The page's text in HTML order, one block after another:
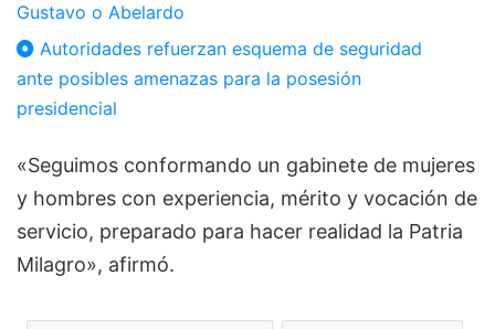
Gustavo o Abelardo
Autoridades refuerzan esquema de seguridad
ante posibles amenazas para la posesión
presidencial
«Seguimos conformando un gabinete de mujeres
y hombres con experiencia, mérito y vocación de
servicio, preparado para hacer realidad la Patria
Milagro», afirmó.